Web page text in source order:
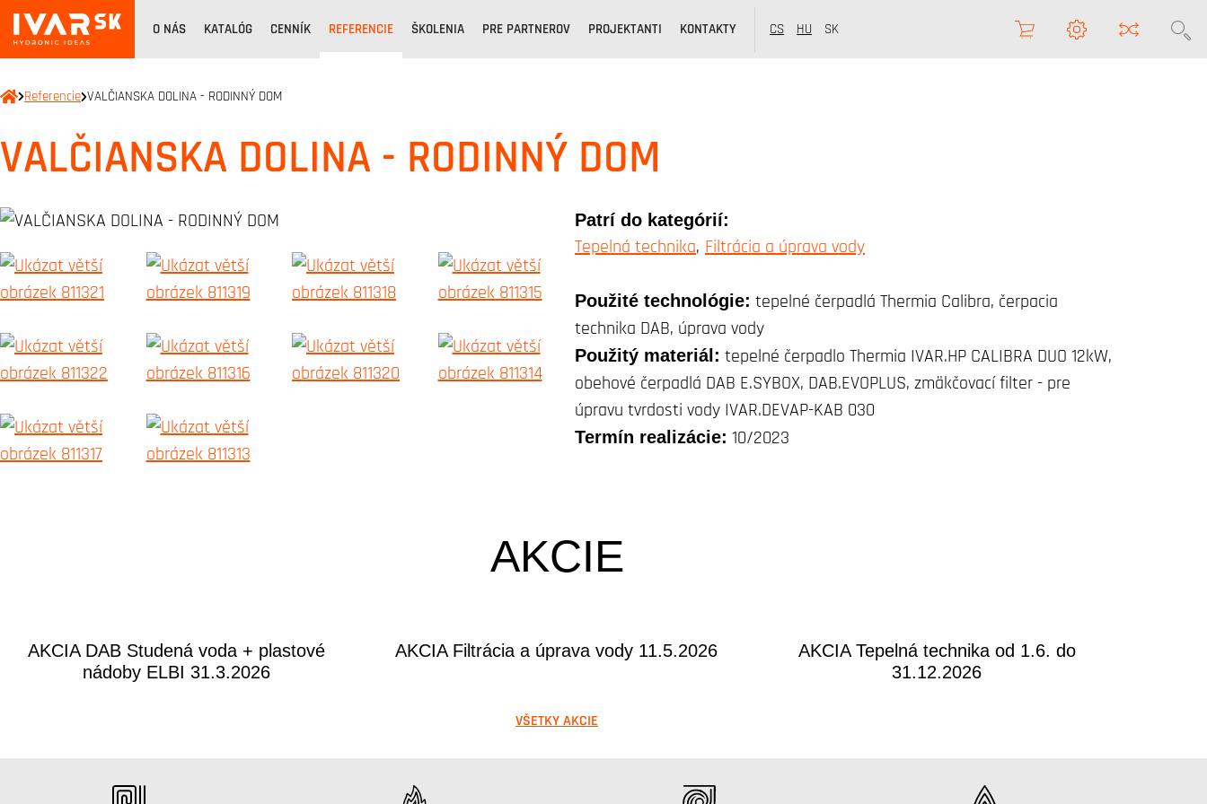
O NÁS KATALÓG CENNÍK REFERENCIE ŠKOLENIA PRE PARTNEROV PROJEKTANTI KONTAKTY CS HU SK
Referencie VALČIANSKA DOLINA - RODINNÝ DOM
VALČIANSKA DOLINA - RODINNÝ DOM
Patrí do kategórií:
Tepelná technika Filtrácia a úprava vody
Použité technológie: tepelné čerpadlá Thermia Calibra, čerpacia
technika DAB, úprava vody
Použitý materiál: tepelné čerpadlo Thermia IVAR.HP CALIBRA DUO 12kW,
obehové čerpadlá DAB E.SYBOX, DAB.EVOPLUS, zmäkčovací filter - pre
úpravu tvrdosti vody IVAR.DEVAP-KAB 030
Termín realizácie: 10/2023
AKCIE
AKCIA DAB Studená voda + plastové
nádoby ELBI 31.3.2026
AKCIA Filtrácia a úprava vody 11.5.2026
AKCIA Tepelná technika od 1.6. do
31.12.2026
VŠETKY AKCIE